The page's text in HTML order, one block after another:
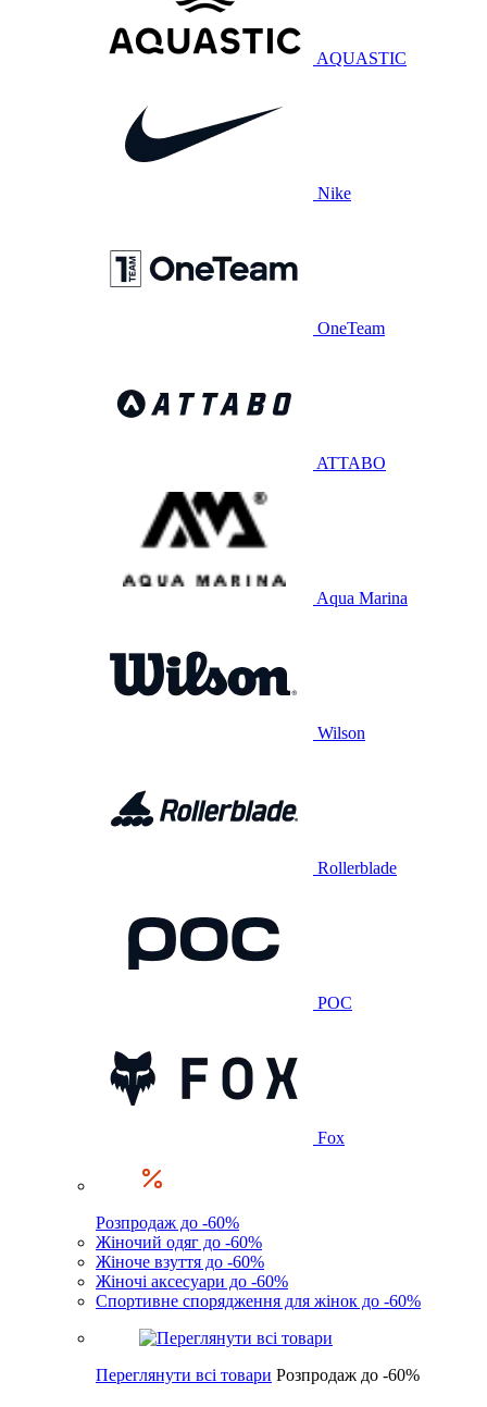
AQUASTIC
Nike
OneTeam
ATTABO
Aqua Marina
Wilson
Rollerblade
POC
Fox
Розпродаж до -60%
Жіночий одяг до -60%
Жіноче взуття до -60%
Жіночі аксесуари до -60%
Спортивне спорядження для жінок до -60%
Переглянути всі товари Розпродаж до -60%